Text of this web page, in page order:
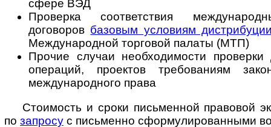
сфере ВЭД
Проверка соответствия
договоров базовым условиям
Международной торговой палаты (МТП)
Прочие случаи необходимости проверки
операций, проектов требованиям
международного права
Стоимость и сроки письменной правовой
по запросу с письменно сфор­му­ли­ро­ван­ны­ми